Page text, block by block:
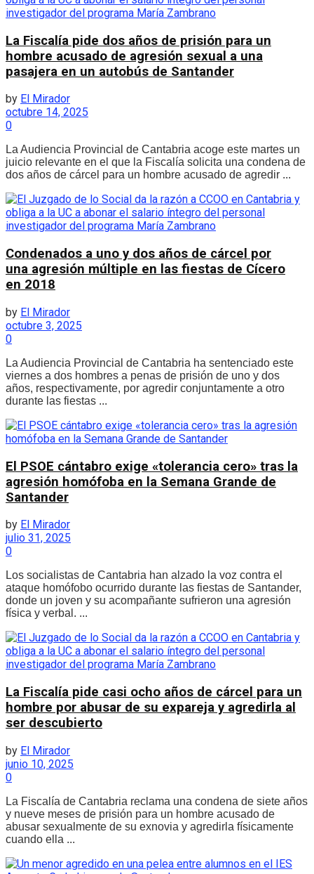
La Fiscalía pide dos años de prisión para un
hombre acusado de agresión sexual a una
pasajera en un autobús de Santander
by El Mirador
octubre 14, 2025
0
La Audiencia Provincial de Cantabria acoge este martes un
juicio relevante en el que la Fiscalía solicita una condena de
dos años de cárcel para un hombre acusado de agredir ...
Condenados a uno y dos años de cárcel por
una agresión múltiple en las fiestas de Cícero
en 2018
by El Mirador
octubre 3, 2025
0
La Audiencia Provincial de Cantabria ha sentenciado este
viernes a dos hombres a penas de prisión de uno y dos
años, respectivamente, por agredir conjuntamente a otro
durante las fiestas ...
El PSOE cántabro exige «tolerancia cero» tras la
agresión homófoba en la Semana Grande de
Santander
by El Mirador
julio 31, 2025
0
Los socialistas de Cantabria han alzado la voz contra el
ataque homófobo ocurrido durante las fiestas de Santander,
donde un joven y su acompañante sufrieron una agresión
física y verbal. ...
La Fiscalía pide casi ocho años de cárcel para un
hombre por abusar de su expareja y agredirla al
ser descubierto
by El Mirador
junio 10, 2025
0
La Fiscalía de Cantabria reclama una condena de siete años
y nueve meses de prisión para un hombre acusado de
abusar sexualmente de su exnovia y agredirla físicamente
cuando ella ...